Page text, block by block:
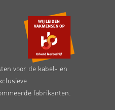
voor de kabel- en
fabrikanten.